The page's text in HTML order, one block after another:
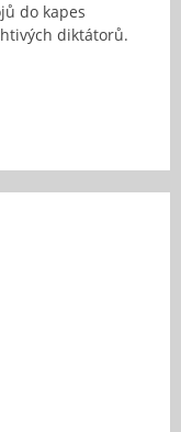
do kapes
diktátorů.